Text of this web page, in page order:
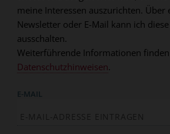
meine Interessen auszurichten. Über
Newsletter oder E-Mail kann ich
ausschalten.
Weiterführende Informationen
Datenschutzhinweisen.
E-MAIL